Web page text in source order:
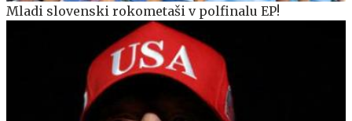
Mladi slovenski rokometaši v polfinalu EP!